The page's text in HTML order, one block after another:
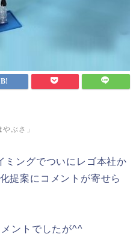
ぶさ」
ミングでついにレゴ本社か
提案にコメントが寄せら
ントでしたが^^